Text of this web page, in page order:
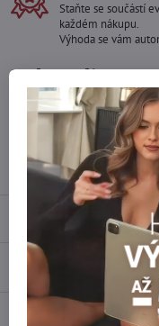
Staňte se součástí
každém nákupu.
Výhoda se vám
Máte zájem o
Kontaktujte nás na mail,
Recenze